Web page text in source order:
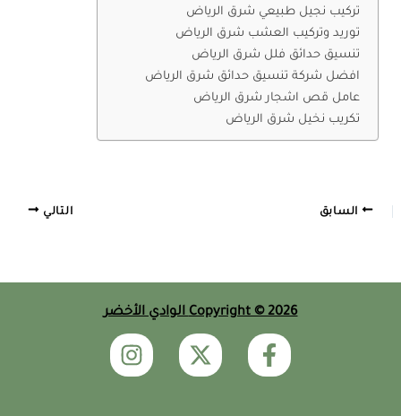
تركيب نجيل طبيعي شرق الرياض
توريد وتركيب العشب شرق الرياض
تنسيق حدائق فلل شرق الرياض
افضل شركة تنسيق حدائق شرق الرياض
عامل قص اشجار شرق الرياض
تكريب نخيل شرق الرياض
السابق التالي
Copyright © 2026 الوادي الأخضر